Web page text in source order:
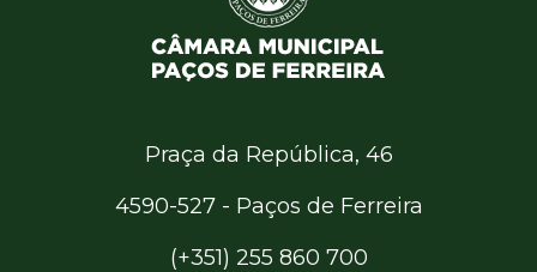
Praça da República, 46
4590-527 - Paços de Ferreira
(+351) 255 860 700